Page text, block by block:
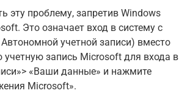
эту проблему, запретив Windows
Это означает вход в систему с
учетной записи) вместо
запись Microsoft для входа в
«Ваши данные» и нажмите
Microsoft».